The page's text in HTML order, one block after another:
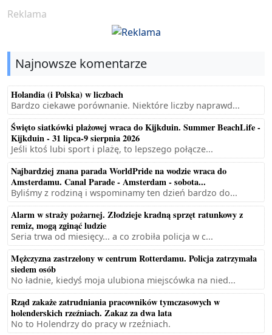
Reklama
Najnowsze komentarze
Holandia (i Polska) w liczbach
Bardzo ciekawe porównanie. Niektóre liczby naprawd...
Święto siatkówki plażowej wraca do Kijkduin. Summer BeachLife -
Kijkduin - 31 lipca-9 sierpnia 2026
Jeśli ktoś lubi sport i plażę, to lepszego połącze...
Najbardziej znana parada WorldPride na wodzie wraca do
Amsterdamu. Canal Parade - Amsterdam - sobota...
Byliśmy z rodziną i wspominamy ten dzień bardzo do...
Alarm w straży pożarnej. Złodzieje kradną sprzęt ratunkowy z
remiz, mogą zginąć ludzie
Seria trwa od miesięcy... a co zrobiła policja w c...
Mężczyzna zastrzelony w centrum Rotterdamu. Policja zatrzymała
siedem osób
No ładnie, kiedyś moja ulubiona miejscówka na nied...
Rząd zakaże zatrudniania pracowników tymczasowych w
holenderskich rzeźniach. Zakaz za dwa lata
No to Holendrzy do pracy w rzeźniach.